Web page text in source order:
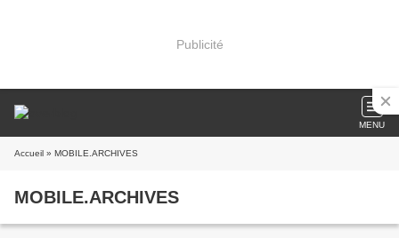
Publicité
MENU
Accueil » MOBILE.ARCHIVES
MOBILE.ARCHIVES